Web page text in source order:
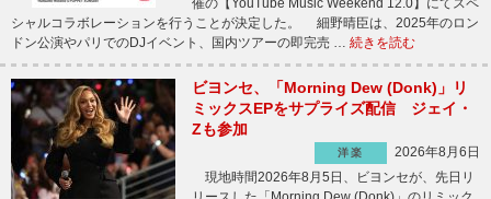
催の【YouTube Music Weekend 12.0】にてスペ
シャルコラボレーションを行うことが決定した。 細野晴臣は、2025年のロン
ドン公演やパリでのDJイベント、国内ツアーの即完売 … 続きを読む
ビヨンセ、「Morning Dew (Donk)」リ
ミックスEPをサプライズ配信 ジェイ・
Zも参加
洋楽
2026年8月6日
現地時間2026年8月5日、ビヨンセが、先日リ